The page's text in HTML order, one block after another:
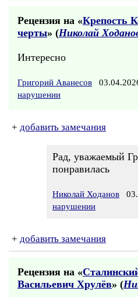
Рецензия на «Крепость
черты» (Николай
Интересно
Григорий Аванесов
нарушении
+ добавить замечания
Рад, уважаемый
понравилась
Николай Ходанов
нарушении
+ добавить замечания
Рецензия на «
Васильевич Хрулёв» (